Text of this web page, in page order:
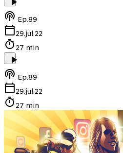
Ep.89
29.jul.22
27 min
Ep.89
29.jul.22
27 min